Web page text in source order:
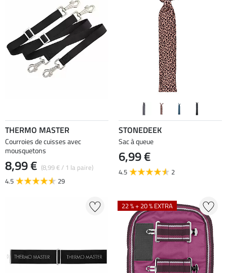
THERMO MASTER
Courroies de cuisses avec
mousquetons
8,99 € (8,99 € / 1 la paire)
4.5
29
STONEDEEK
Sac à queue
6,99 €
4.5 2
22 % + 20 % EXTRA